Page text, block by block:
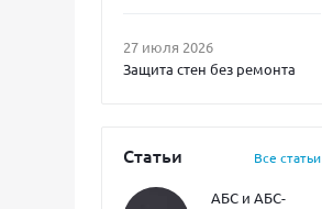
27 июля 2026
Защита стен без ремонта
Статьи Все статьи
АБС и АБС-